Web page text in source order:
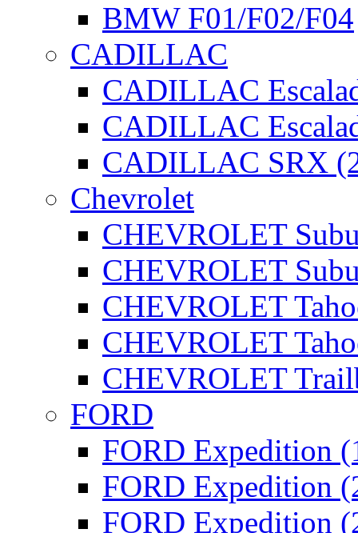
BMW F01/F02/F04
CADILLAC
CADILLAC
CADILLAC
CADILLAC SRX
Chevrolet
CHEVROLET
CHEVROLET
CHEVROLET
CHEVROLET
CHEVROLET
FORD
FORD Expedition
FORD Expedition
FORD Expedition